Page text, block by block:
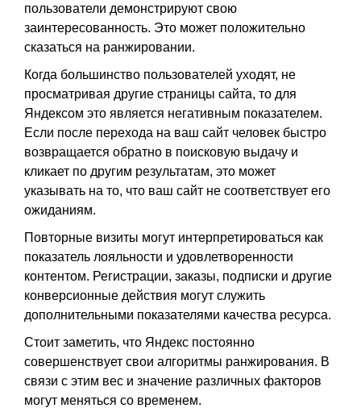
пользователи демонстрируют свою
заинтересованность. Это может положительно
сказаться на ранжировании.
Когда большинство пользователей уходят, не
просматривая другие страницы сайта, то для
Яндексом это является негативным показателем.
Если после перехода на ваш сайт человек быстро
возвращается обратно в поисковую выдачу и
кликает по другим результатам, это может
указывать на то, что ваш сайт не соответствует его
ожиданиям.
Повторные визиты могут интерпретироваться как
показатель лояльности и удовлетворенности
контентом. Регистрации, заказы, подписки и другие
конверсионные действия могут служить
дополнительными показателями качества ресурса.
Стоит заметить, что Яндекс постоянно
совершенствует свои алгоритмы ранжирования. В
связи с этим вес и значение различных факторов
могут меняться со временем.